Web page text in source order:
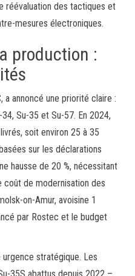
réévaluation des tactiques et
mesures électroniques.
production :
a annoncé une priorité claire :
Su-35 et Su-57. En 2024,
soit environ 25 à 35
sur les déclarations
hausse de 20 %, nécessitant
de modernisation des
on-Amur, avoisine 1
par Rostec et le budget
stratégique. Les